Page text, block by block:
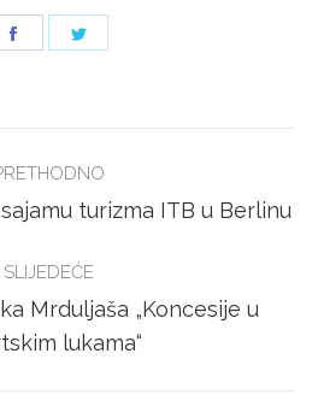
Previous
turizma ITB u Berlinu
SLIJEDEĆE
Next
post:
Mrduljaša „Koncesije u
lukama“